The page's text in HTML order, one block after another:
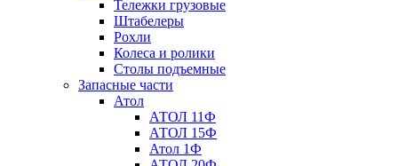
Тележки грузовые
Штабелеры
Рохли
Колеса и ролики
Столы подъемные
Запасные части
Атол
АТОЛ 11Ф
АТОЛ 15Ф
Атол 1Ф